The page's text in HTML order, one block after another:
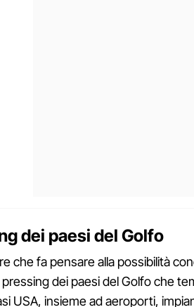
dei paesi del Golfo
che fa pensare alla possibilità
dei paesi del Golfo che
USA, insieme ad aeroporti,